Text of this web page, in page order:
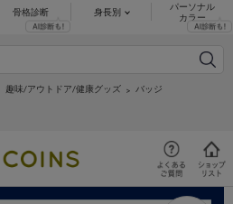
骨格診断 身長別
パーソナル
カラー
趣味/アウトドア/健康グッズ
バッジ